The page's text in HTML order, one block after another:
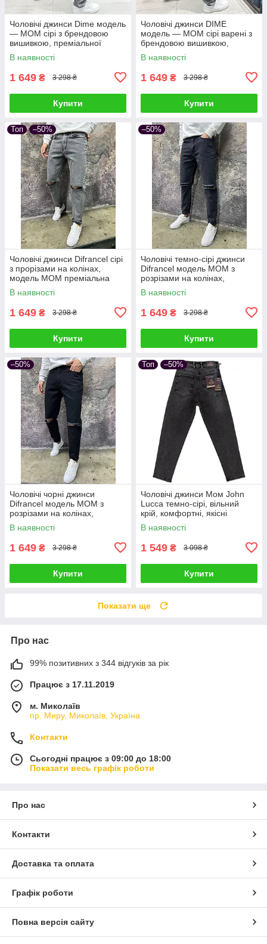
Чоловічі джинси Dime модель
— МОМ сірі з брендовою
вишивкою, преміальної
турецької якості
В наявності
1 649 ₴ 3 298 ₴
Купити
Чоловічі джинси DIME
модель — МОМ сірі варені з
брендовою вишивкою,
преміальної турецької якості
В наявності
1 649 ₴ 3 298 ₴
Купити
Топ –50%
Чоловічі джинси Difrancel сірі
з прорізами на колінах,
модель МОМ преміальна
турецька якість
В наявності
1 649 ₴ 3 298 ₴
Купити
–50%
Чоловічі темно-сірі джинси
Difrancel модель МОМ з
розрізами на колінах,
преміальна якість
В наявності
1 649 ₴ 3 298 ₴
Купити
–50%
Чоловічі чорні джинси
Difrancel модель МОМ з
розрізами на колінах,
турецька преміальна якість
В наявності
1 649 ₴ 3 298 ₴
Купити
Топ –50%
Чоловічі джинси Мом John
Lucca темно-сірі, вільний
крій, комфортні, якісні
В наявності
1 549 ₴ 3 098 ₴
Купити
Показати ще
Про нас
99% позитивних з 344 відгуків за рік
Працює з 17.11.2019
м. Миколаїв
пр. Миру, Миколаїв, Україна
Контакти
Сьогодні працює з 09:00 до 18:00
Показати весь графік роботи
Про нас
Контакти
Доставка та оплата
Графік роботи
Повна версія сайту